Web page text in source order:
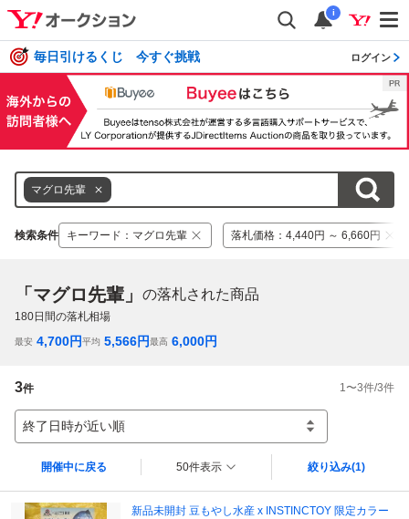
i
毎日引けるくじ 今すぐ挑戦 ログイン
マグロ先輩
検索条件 キーワード ： マグロ先輩 落札価格 ： 4,440円 ～ 6,660円
「マグロ先輩」 の落札された商品
180日間の落札相場
最安 4,700円平均 5,566円最高 6,000円
3件 1 〜3件/3件
終了日時が近い順
開催中に戻る 50件表示 絞り込み(1)
新品未開封 豆もやし水産 x INSTINCTOY 限定カラー